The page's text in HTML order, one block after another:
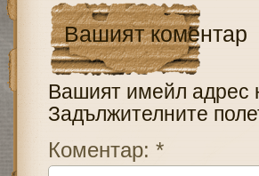
Вашият коментар
Вашият имейл адрес
Задължителните
Коментар: *